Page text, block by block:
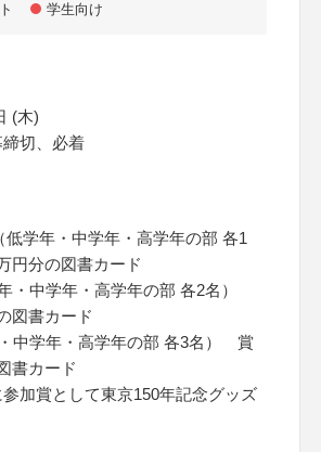
学生向け
(木)
切、必着
低学年・中学年・高学年の部 各1
分の図書カード
・中学年・高学年の部 各2名）
図書カード
中学年・高学年の部 各3名） 賞
書カード
加賞として東京150年記念グッズ